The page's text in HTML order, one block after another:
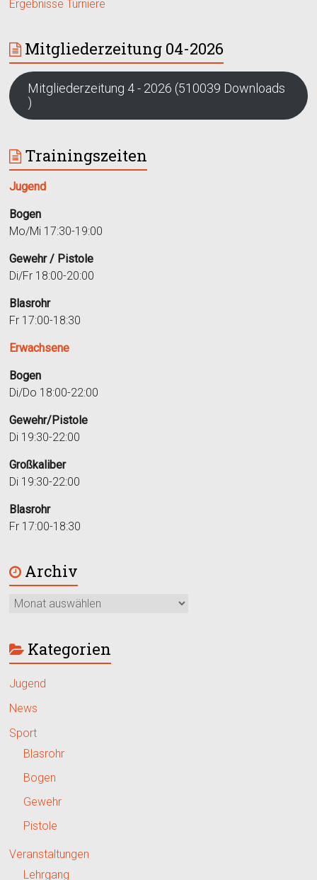
Ergebnisse Turniere
Mitgliederzeitung 04-2026
Mitgliederzeitung 4 - 2026 (510039 Downloads
)
Trainingszeiten
Jugend
Bogen
Mo/Mi 17:30-19:00
Gewehr / Pistole
Di/Fr 18:00-20:00
Blasrohr
Fr 17:00-18:30
Erwachsene
Bogen
Di/Do 18:00-22:00
Gewehr/Pistole
Di 19:30-22:00
Großkaliber
Di 19:30-22:00
Blasrohr
Fr 17:00-18:30
Archiv
Kategorien
Jugend
News
Sport
Blasrohr
Bogen
Gewehr
Pistole
Veranstaltungen
Lehrgang